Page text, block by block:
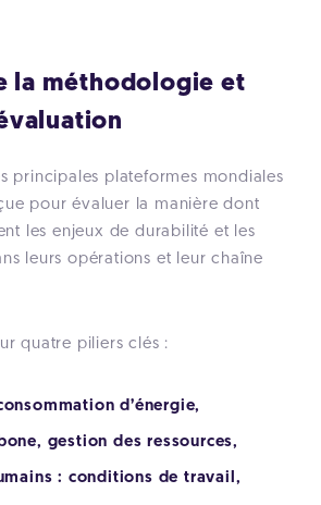
la méthodologie et
principales plateformes mondiales
pour évaluer la manière dont
les enjeux de durabilité et les
leurs opérations et leur chaîne
quatre piliers clés :
d’énergie,
gestion des ressources,
: conditions de travail,